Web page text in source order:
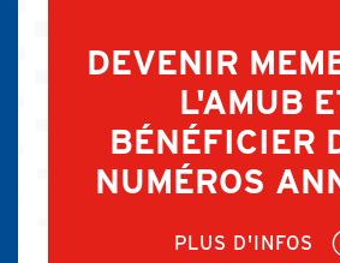
DEVENIR
L'AMUB
BÉNÉFICIER
NUMÉROS
PLUS D'INFOS